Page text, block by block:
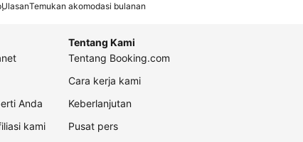
UlasanTemukan akomodasi bulanan
Anda
kami
Tentang Kami
Tentang Booking.com
Cara kerja kami
Keberlanjutan
Pusat pers